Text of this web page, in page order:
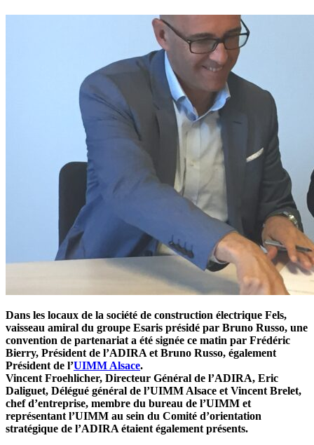
Dans les locaux de la société de construction électrique Fels,
vaisseau amiral du groupe Esaris présidé par Bruno Russo, une
convention de partenariat a été signée ce matin par Frédéric
Bierry, Président de l’ADIRA et Bruno Russo, également
Président de l’UIMM Alsace.
Vincent Froehlicher, Directeur Général de l’ADIRA, Eric
Daliguet, Délégué général de l’UIMM Alsace et Vincent Brelet,
chef d’entreprise, membre du bureau de l’UIMM et
représentant l’UIMM au sein du Comité d’orientation
stratégique de l’ADIRA étaient également présents.